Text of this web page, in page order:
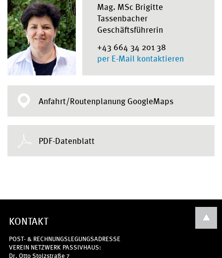
Mag. MSc Brigitte
Tassenbacher
Geschäftsführerin
+43 664 34 201 38
per E-Mail kontaktieren
Anfahrt/Routenplanung GoogleMaps
PDF-Datenblatt
KONTAKT
POST- & RECHNUNGSLEGUNGSADRESSE
VEREIN NETZWERK PASSIVHAUS:
Dr. Otto Stolzstraße 7